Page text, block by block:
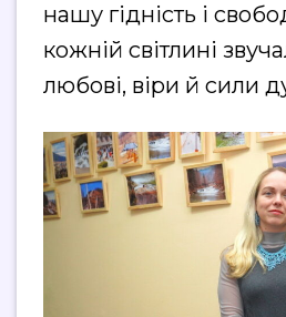
нашу гідність і
кожній світлині
любові, віри й сили